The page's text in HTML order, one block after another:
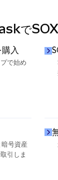
で
入
で始め
号資産
引しま